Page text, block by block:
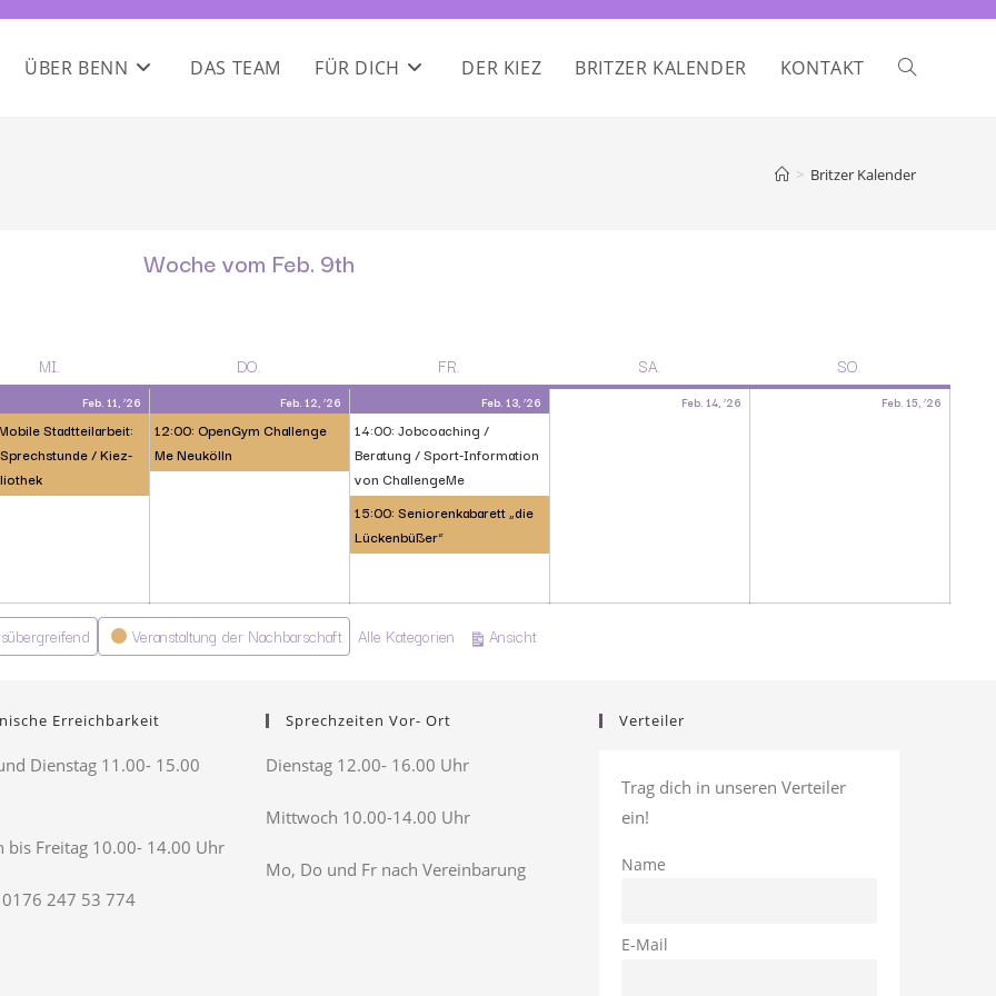
ÜBER BENN DAS TEAM FÜR DICH DER KIEZ BRITZER KALENDER KONTAKT
> Britzer Kalender
Woche vom Feb. 9th
MI. DO. FR. SA. SO.
Feb. 11, ’26
Stadtteilarbeit:
/ Kiez-
Feb. 12, ’26
12:00: OpenGym Challenge
Me Neukölln
Feb. 13, ’26
14:00: Jobcoaching /
Beratung / Sport-Information
von ChallengeMe
15:00: Seniorenkabarett „die
Lückenbüßer“
Feb. 14, ’26 Feb. 15, ’26
Veranstaltung der Nachbarschaft Alle Kategorien Ansichtausdrucken
Erreichbarkeit
Dienstag 11.00- 15.00
bis Freitag 10.00- 14.00 Uhr
247 53 774
Sprechzeiten Vor- Ort
Dienstag 12.00- 16.00 Uhr
Mittwoch 10.00-14.00 Uhr
Mo, Do und Fr nach Vereinbarung
Verteiler
Trag dich in unseren Verteiler
ein!
Name
E-Mail